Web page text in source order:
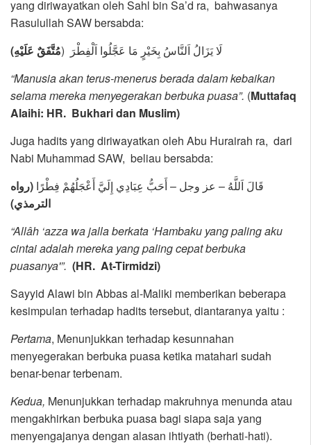
yang diriwayatkan oleh Sahl bin Sa’d ra, bahwasanya
Rasulullah SAW bersabda:
لَا يَزَالُ اَلنَّاسُ بِخَيْرٍ مَا عَجَّلُوا اَلْفِطْرَ (مُتَّفَقٌ عَلَيْهِ)
“Manusia akan terus-menerus berada dalam kebaikan
selama mereka menyegerakan berbuka puasa”. (Muttafaq
Alaihi: HR. Bukhari dan Muslim)
Juga hadits yang diriwayatkan oleh Abu Hurairah ra, dari
Nabi Muhammad SAW, beliau bersabda:
قَالَ اَللَّهُ – عز وجل – أَحَبُّ عِبَادِي إِلَيَّ أَعْجَلُهُمْ فِطْرًا (رواه
الترمذي)
“Allâh ‘azza wa jalla berkata ‘Hambaku yang paling aku
cintai adalah mereka yang paling cepat berbuka
puasanya'”. (HR. At-Tirmidzi)
Sayyid Alawi bin Abbas al-Maliki memberikan beberapa
kesimpulan terhadap hadits tersebut, diantaranya yaitu :
Pertama, Menunjukkan terhadap kesunnahan
menyegerakan berbuka puasa ketika matahari sudah
benar-benar terbenam.
Kedua, Menunjukkan terhadap makruhnya menunda atau
mengakhirkan berbuka puasa bagi siapa saja yang
menyengajanya dengan alasan ihtiyath (berhati-hati).